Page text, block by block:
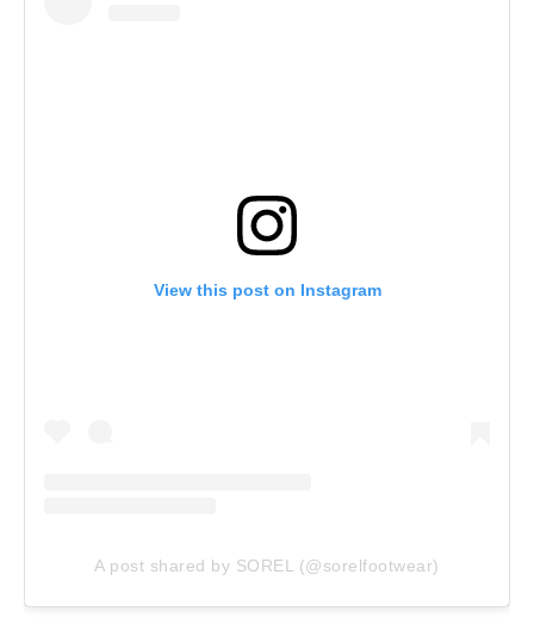
View this post on Instagram
A post shared by SOREL (@sorelfootwear)